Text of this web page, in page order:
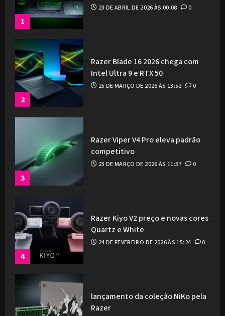
1
23 DE ABRIL DE 2026 ÀS 00:08 0
2
Razer Blade 16 2026 chega com
Intel Ultra 9 e RTX 50
25 DE MARÇO DE 2026 ÀS 13:52 0
3
Razer Viper V4 Pro eleva padrão
competitivo
25 DE MARÇO DE 2026 ÀS 11:37 0
4
Razer Kiyo V2 preço e novas cores
Quartz e White
24 DE FEVEREIRO DE 2026 ÀS 15:24 0
lançamento da coleção NiKo pela
Razer